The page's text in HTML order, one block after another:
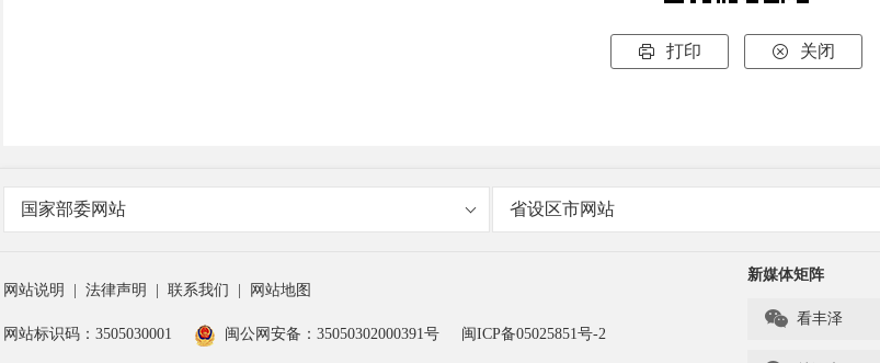
 打印  关闭
国家部委网站 省设区市网站
网站说明 法律声明 联系我们 网站地图
网站标识码：3505030001 闽公网安备：35050302000391号 闽ICP备05025851号-2
新媒体矩阵
 看丰泽